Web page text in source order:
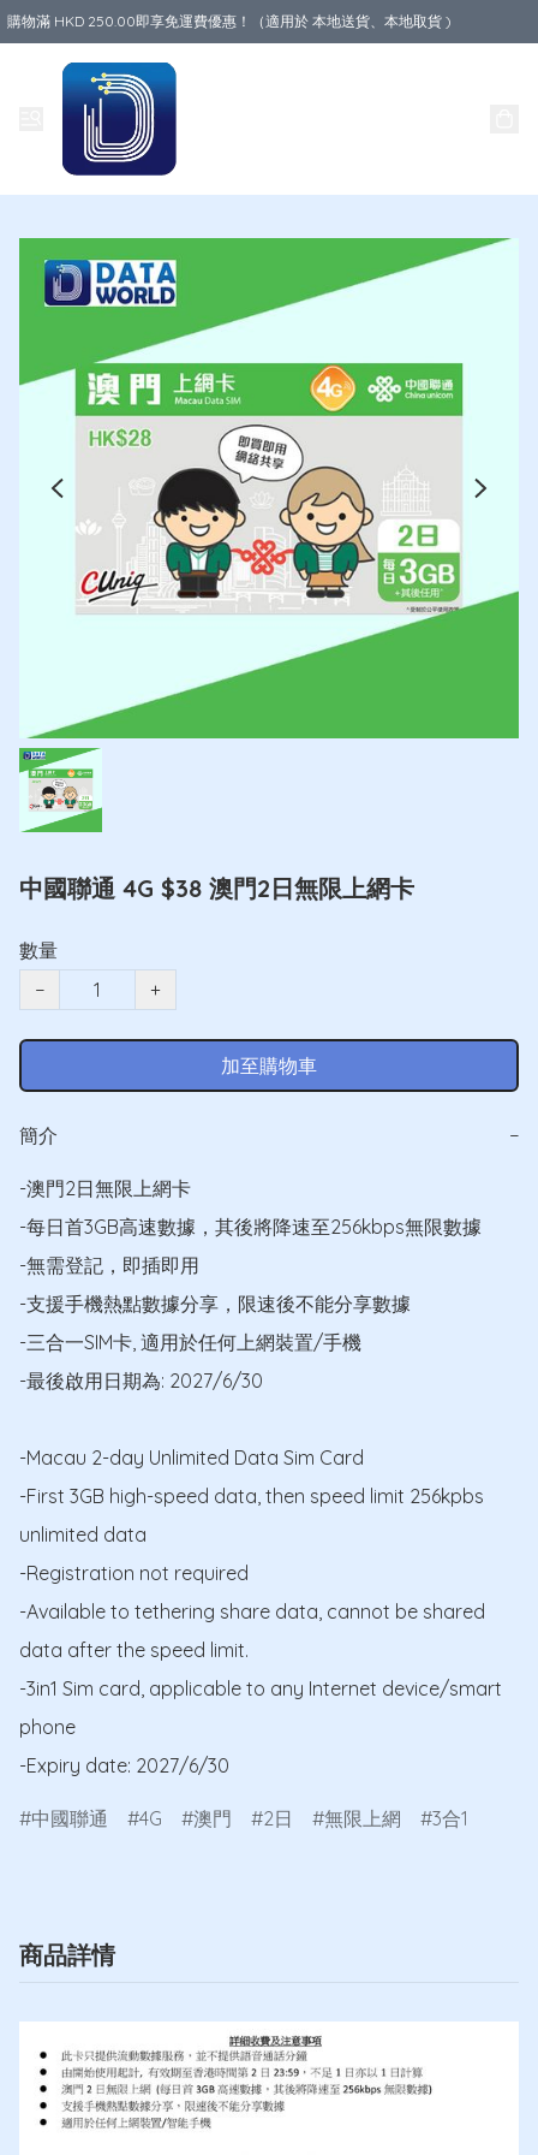
購物滿 HKD 250.00即享免運費優惠！（適用於 本地送貨、本地取貨 )
中國聯通 4G $38 澳門2日無限上網卡
數量
−
+
加至購物車
簡介 −
-澳門2日無限上網卡
-每日首3GB高速數據，其後將降速至256kbps無限數據
-無需登記，即插即用
-支援手機熱點數據分享，限速後不能分享數據
-三合一SIM卡, 適用於任何上網裝置/手機
-最後啟用日期為: 2027/6/30
-Macau 2-day Unlimited Data Sim Card
-First 3GB high-speed data, then speed limit 256kpbs
unlimited data
-Registration not required
-Available to tethering share data, cannot be shared
data after the speed limit.
-3in1 Sim card, applicable to any Internet device/smart
phone
-Expiry date: 2027/6/30
中國聯通 4G 澳門 2日 無限上網 3合1
商品詳情